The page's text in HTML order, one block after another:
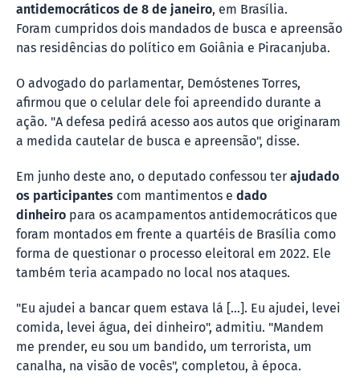
antidemocráticos de 8 de janeiro, em Brasília.
Foram cumpridos dois mandados de busca e apreensão
nas residências do político em Goiânia e Piracanjuba.
O advogado do parlamentar, Demóstenes Torres,
afirmou que o celular dele foi apreendido durante a
ação. "A defesa pedirá acesso aos autos que originaram
a medida cautelar de busca e apreensão", disse.
Em junho deste ano, o deputado confessou ter ajudado
os participantes com mantimentos e dado
dinheiro para os acampamentos antidemocráticos que
foram montados em frente a quartéis de Brasília como
forma de questionar o processo eleitoral em 2022. Ele
também teria acampado no local nos ataques.
"Eu ajudei a bancar quem estava lá [...]. Eu ajudei, levei
comida, levei água, dei dinheiro", admitiu. "Mandem
me prender, eu sou um bandido, um terrorista, um
canalha, na visão de vocês", completou, à época.